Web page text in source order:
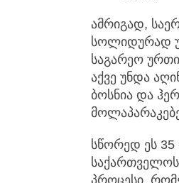
ამრიგად,
სოლიდურად
საგარეო
აქვე უნდა
ბოსნია და
სწორედ ეს 35
საქართველოს